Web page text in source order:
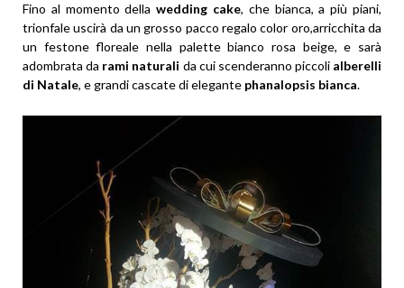
Fino al momento della wedding cake, che bianca, a più piani,
trionfale uscirà da un grosso pacco regalo color oro,arricchita da
un festone floreale nella palette bianco rosa beige, e sarà
adombrata da rami naturali da cui scenderanno piccolialberelli
di Natale, e grandi cascate di elegante phanalopsis bianca.